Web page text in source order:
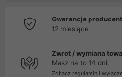
Gwarancja
12 miesiące
Zwrot / wymiana
Masz na to 14 dni.
Zobacz regulamin i